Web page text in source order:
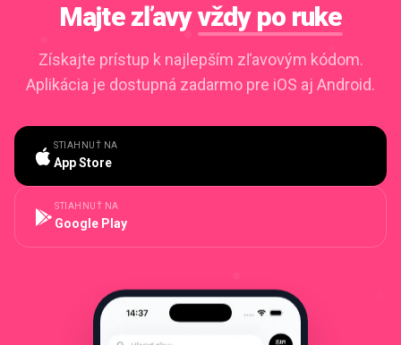
Majte zľavyvždy po ruke
Získajte prístup k najlepším zľavovým kódom.
Aplikácia je dostupná zadarmo pre iOS aj Android.
STIAHNUŤ NA
App Store
STIAHNUŤ NA
Google Play